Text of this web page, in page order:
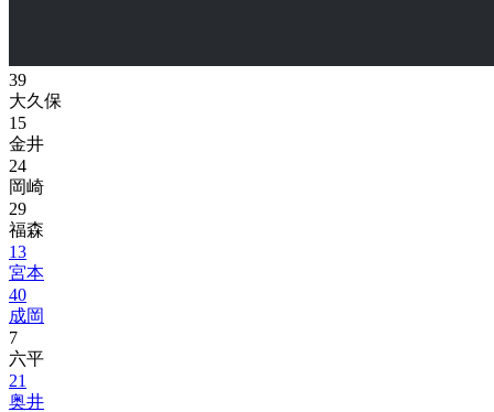
39
大久保
15
金井
24
岡崎
29
福森
13
宮本
40
成岡
7
六平
21
奥井